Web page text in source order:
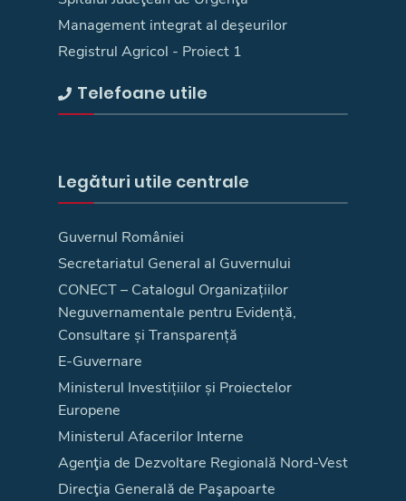
Management integrat al deşeurilor
Registrul Agricol - Proiect 1
Telefoane utile
Legături utile centrale
Guvernul României
Secretariatul General al Guvernului
CONECT – Catalogul Organizațiilor
Neguvernamentale pentru Evidență,
Consultare și Transparență
E-Guvernare
Ministerul Investițiilor și Proiectelor
Europene
Ministerul Afacerilor Interne
Agenţia de Dezvoltare Regională Nord-Vest
Direcţia Generală de Paşapoarte